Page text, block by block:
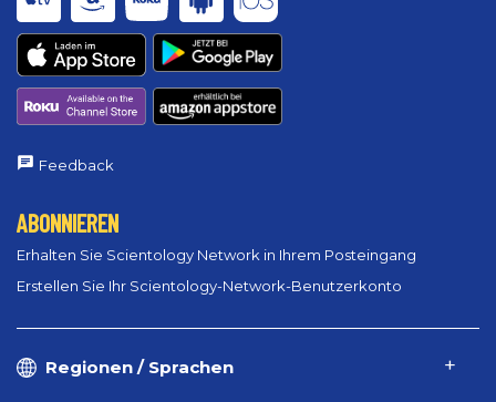
Feedback
ABONNIEREN
Erhalten Sie Scientology Network in Ihrem Posteingang
Erstellen Sie Ihr Scientology-Network-Benutzerkonto
Regionen / Sprachen